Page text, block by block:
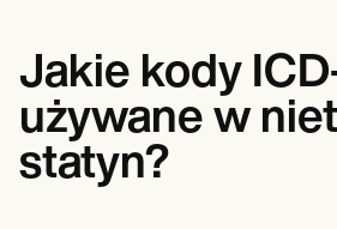
Resources
Przewodniki po zasobach
Porównanie
Przewodniki po aplikacjach
Jakie kody
używane w
statyn?